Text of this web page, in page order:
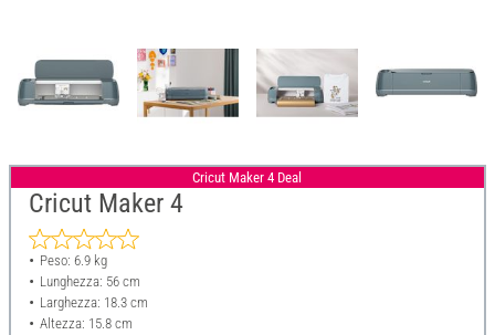
Cricut Maker 4 Deal
Cricut Maker 4
Peso: 6.9 kg
Lunghezza: 56 cm
Larghezza: 18.3 cm
Altezza: 15.8 cm